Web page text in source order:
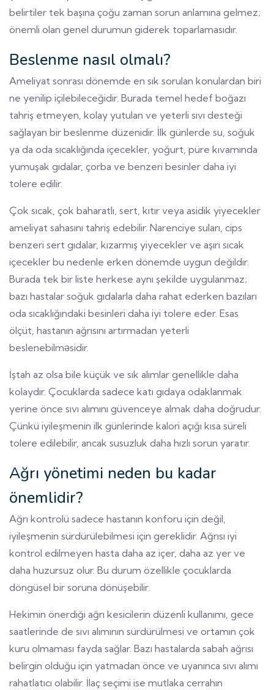
belirtiler tek başına çoğu zaman sorun anlamına gelmez;
önemli olan genel durumun giderek toparlamasıdır.
Beslenme nasıl olmalı?
Ameliyat sonrası dönemde en sık sorulan konulardan biri
ne yenilip içilebileceğidir. Burada temel hedef boğazı
tahriş etmeyen, kolay yutulan ve yeterli sıvı desteği
sağlayan bir beslenme düzenidir. İlk günlerde su, soğuk
ya da oda sıcaklığında içecekler, yoğurt, püre kıvamında
yumuşak gıdalar, çorba ve benzeri besinler daha iyi
tolere edilir.
Çok sıcak, çok baharatlı, sert, kıtır veya asidik yiyecekler
ameliyat sahasını tahriş edebilir. Narenciye suları, cips
benzeri sert gıdalar, kızarmış yiyecekler ve aşırı sıcak
içecekler bu nedenle erken dönemde uygun değildir.
Burada tek bir liste herkese aynı şekilde uygulanmaz;
bazı hastalar soğuk gıdalarla daha rahat ederken bazıları
oda sıcaklığındaki besinleri daha iyi tolere eder. Esas
ölçüt, hastanın ağrısını artırmadan yeterli
beslenebilməsidir.
İştah az olsa bile küçük ve sık alımlar genellikle daha
kolaydır. Çocuklarda sadece katı gıdaya odaklanmak
yerine önce sıvı alımını güvenceye almak daha doğrudur.
Çünkü iyileşmenin ilk günlerinde kalori açığı kısa süreli
tolere edilebilir, ancak susuzluk daha hızlı sorun yaratır.
Ağrı yönetimi neden bu kadar
önemlidir?
Ağrı kontrolü sadece hastanın konforu için değil,
iyileşmenin sürdürülebilmesi için gereklidir. Ağrısı iyi
kontrol edilmeyen hasta daha az içer, daha az yer ve
daha huzursuz olur. Bu durum özellikle çocuklarda
döngüsel bir soruna dönüşebilir.
Hekimin önerdiği ağrı kesicilerin düzenli kullanımı, gece
saatlerinde de sıvı alımının sürdürülmesi ve ortamın çok
kuru olmaması fayda sağlar. Bazı hastalarda sabah ağrısı
belirgin olduğu için yatmadan önce ve uyanınca sıvı alımı
rahatlatıcı olabilir. İlaç seçimi ise mutlaka cerrahın